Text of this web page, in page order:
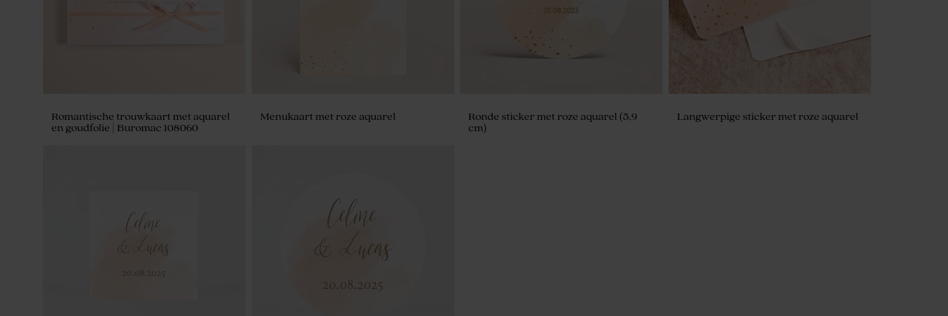
Romantische trouwkaart met aquarel
en goudfolie | Buromac 108060
Menukaart met roze aquarel
Ronde sticker met roze aquarel (5,9
cm)
Langwerpige sticker met roze aquarel